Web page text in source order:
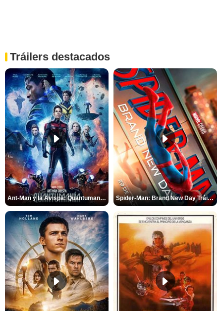
Tráilers destacados
Ant-Man y la Avispa: Quantumanía Tráiler (2) Spider-Man: Brand New Day Tráiler (3)